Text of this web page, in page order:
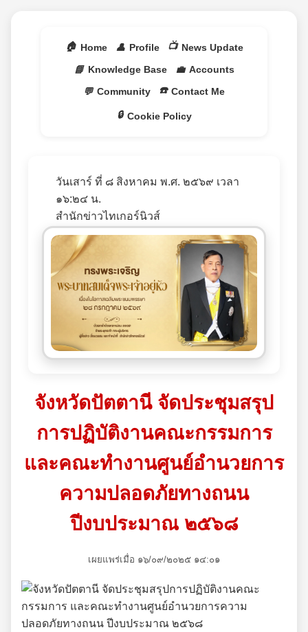
🏠 Home 👤 Profile 📺 News Update
📘 Knowledge Base 💼 Accounts
💬 Community ☎️ Contact Me
🔒 Cookie Policy
วันเสาร์ ที่ ๘ สิงหาคม พ.ศ. ๒๕๖๙ เวลา
๑๖:๒๔ น.
สำนักข่าวไทเกอร์นิวส์
จังหวัดปัตตานี จัดประชุมสรุป
การปฏิบัติงานคณะกรรมการ
และคณะทำงานศูนย์อำนวยการ
ความปลอดภัยทางถนน
ปีงบประมาณ ๒๕๖๘
เผยแพร่เมื่อ ๑๖/๐๙/๒๐๒๕ ๑๔:๐๑